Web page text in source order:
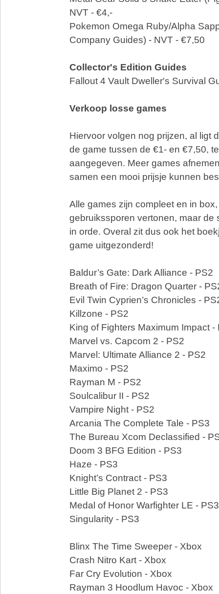
NVT - €4,-
Pokemon Omega Ruby/Alpha
Company Guides) - NVT - €7,50
Collector's Edition Guides
Fallout 4 Vault Dweller's Survival
Verkoop losse games
Hiervoor volgen nog prijzen, al ligt
de game tussen de €1- en €7,50,
aangegeven. Meer games
samen een mooi prijsje kunnen
Alle games zijn compleet en in
gebruikssporen vertonen, maar de
in orde. Overal zit dus ook het
game uitgezonderd!
Baldur’s Gate: Dark Alliance - PS2
Breath of Fire: Dragon Quarter -
Evil Twin Cyprien’s Chronicles -
Killzone - PS2
King of Fighters Maximum Impact -
Marvel vs. Capcom 2 - PS2
Marvel: Ultimate Alliance 2 - PS2
Maximo - PS2
Rayman M - PS2
Soulcalibur II - PS2
Vampire Night - PS2
Arcania The Complete Tale - PS3
The Bureau Xcom Declassified -
Doom 3 BFG Edition - PS3
Haze - PS3
Knight’s Contract - PS3
Little Big Planet 2 - PS3
Medal of Honor Warfighter LE - PS3
Singularity - PS3
Blinx The Time Sweeper - Xbox
Crash Nitro Kart - Xbox
Far Cry Evolution - Xbox
Rayman 3 Hoodlum Havoc - Xbox